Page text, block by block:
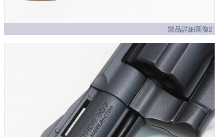
製品詳細画像2